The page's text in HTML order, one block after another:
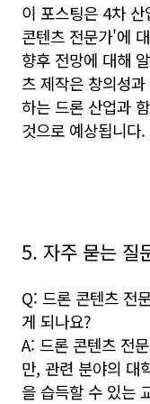
이 포스팅은 4차
콘텐츠 전문가'에
향후 전망에 대해
츠 제작은 창의성
하는 드론 산업과
것으로 예상됩니다.
5. 자주 묻는 질
Q: 드론 콘텐츠 전
게 되나요?
A: 드론 콘텐츠 전
만, 관련 분야의 대
을 습득할 수 있는